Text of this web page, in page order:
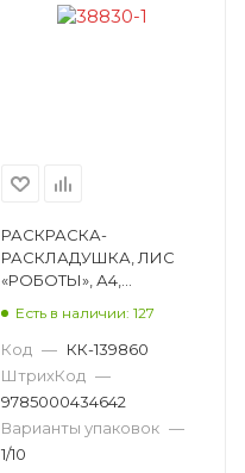
РАСКРАСКА-
РАСКЛАДУШКА, ЛИС
«РОБОТЫ», А4,
Есть в наличии: 127
Код — КК-139860
ШтрихКод —
9785000434642
Варианты упаковок —
1/10